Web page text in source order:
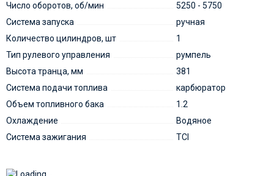
Число оборотов, об/мин
5250 - 5750
Система запуска
ручная
Количество цилиндров, шт
1
Тип рулевого управления
румпель
Высота транца, мм
381
Система подачи топлива
карбюратор
Объем топливного бака
1.2
Охлаждение
Водяное
Система зажигания
TCI